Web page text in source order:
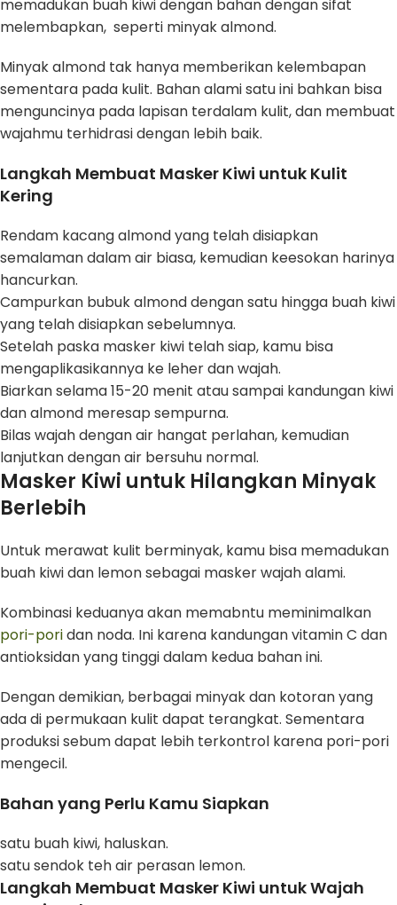
memadukan buah kiwi dengan bahan dengan sifat
melembapkan, seperti minyak almond.
Minyak almond tak hanya memberikan kelembapan
sementara pada kulit. Bahan alami satu ini bahkan bisa
menguncinya pada lapisan terdalam kulit, dan membuat
wajahmu terhidrasi dengan lebih baik.
Langkah Membuat Masker Kiwi untuk Kulit
Kering
Rendam kacang almond yang telah disiapkan
semalaman dalam air biasa, kemudian keesokan harinya
hancurkan.
Campurkan bubuk almond dengan satu hingga buah kiwi
yang telah disiapkan sebelumnya.
Setelah paska masker kiwi telah siap, kamu bisa
mengaplikasikannya ke leher dan wajah.
Biarkan selama 15-20 menit atau sampai kandungan kiwi
dan almond meresap sempurna.
Bilas wajah dengan air hangat perlahan, kemudian
lanjutkan dengan air bersuhu normal.
Masker Kiwi untuk Hilangkan Minyak
Berlebih
Untuk merawat kulit berminyak, kamu bisa memadukan
buah kiwi dan lemon sebagai masker wajah alami.
Kombinasi keduanya akan memabntu meminimalkan
pori-poridan noda. Ini karena kandungan vitamin C dan
antioksidan yang tinggi dalam kedua bahan ini.
Dengan demikian, berbagai minyak dan kotoran yang
ada di permukaan kulit dapat terangkat. Sementara
produksi sebum dapat lebih terkontrol karena pori-pori
mengecil.
Bahan yang Perlu Kamu Siapkan
satu buah kiwi, haluskan.
satu sendok teh air perasan lemon.
Langkah Membuat Masker Kiwi untuk Wajah